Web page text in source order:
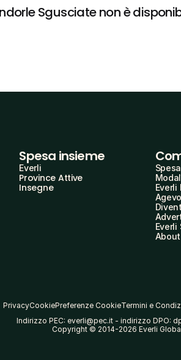
Sgusciate non è
Spesa insieme
Everli
Province Attive
Insegne
Everli
Everli
PrivacyCookiePreferenze CookieTermini e
Indirizzo PEC: everli@pec.it - indirizzo DPO:
Copyright © 2014-2026 Everli